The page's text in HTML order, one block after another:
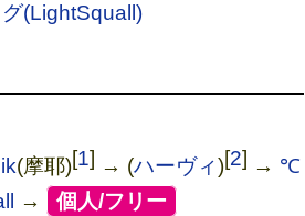
(LightSquall)
(摩耶)[1] → (ハーヴィ)[2] → ℃
→ [個人/フリー